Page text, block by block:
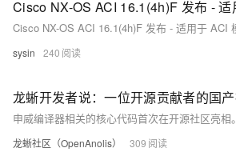
sysin 240
申威编译器相关的核心代码首次在开源社区亮相。
龙蜥社区（OpenAnolis） 309